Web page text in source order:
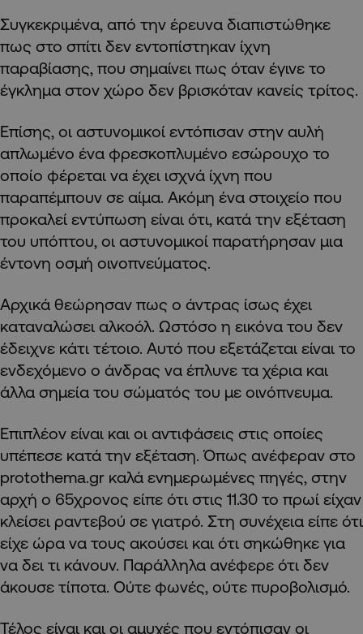
Συγκεκριμένα, από την έρευνα διαπιστώθηκε
πως στο σπίτι δεν εντοπίστηκαν ίχνη
παραβίασης, που σημαίνει πως όταν έγινε το
έγκλημα στον χώρο δεν βρισκόταν κανείς τρίτος.
Επίσης, οι αστυνομικοί εντόπισαν στην αυλή
απλωμένο ένα φρεσκοπλυμένο εσώρουχο το
οποίο φέρεται να έχει ισχνά ίχνη που
παραπέμπουν σε αίμα. Ακόμη ένα στοιχείο που
προκαλεί εντύπωση είναι ότι, κατά την εξέταση
του υπόπτου, οι αστυνομικοί παρατήρησαν μια
έντονη οσμή οινοπνεύματος.
Αρχικά θεώρησαν πως ο άντρας ίσως έχει
καταναλώσει αλκοόλ. Ωστόσο η εικόνα του δεν
έδειχνε κάτι τέτοιο. Αυτό που εξετάζεται είναι το
ενδεχόμενο ο άνδρας να έπλυνε τα χέρια και
άλλα σημεία του σώματός του με οινόπνευμα.
Επιπλέον είναι και οι αντιφάσεις στις οποίες
υπέπεσε κατά την εξέταση. Όπως ανέφεραν στο
protothema.gr καλά ενημερωμένες πηγές, στην
αρχή ο 65χρονος είπε ότι στις 11.30 το πρωί είχαν
κλείσει ραντεβού σε γιατρό. Στη συνέχεια είπε ότι
είχε ώρα να τους ακούσει και ότι σηκώθηκε για
να δει τι κάνουν. Παράλληλα ανέφερε ότι δεν
άκουσε τίποτα. Ούτε φωνές, ούτε πυροβολισμό.
Τέλος είναι και οι αμυχές που εντόπισαν οι